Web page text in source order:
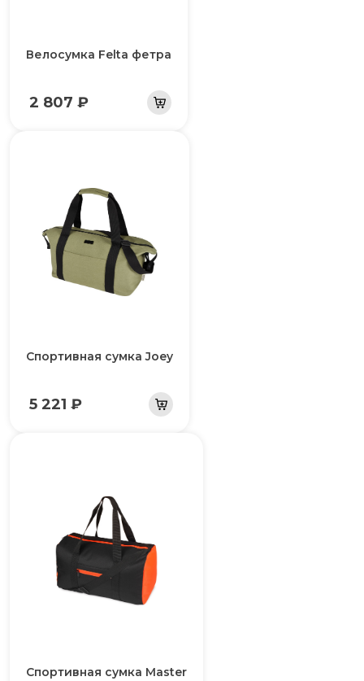
Велосумка Felta фетра
2 807 ₽
Спортивная сумка Joey
5 221 ₽
Спортивная сумка Master